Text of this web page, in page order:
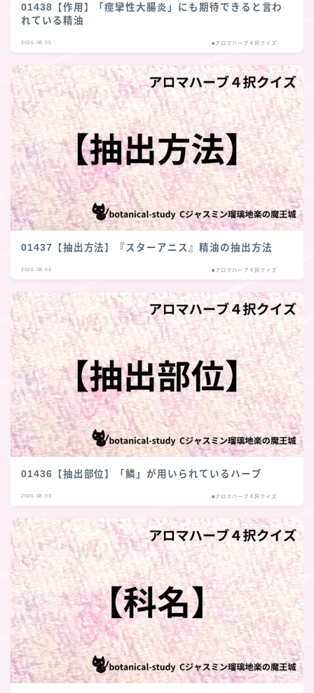
01438【作用】「痙攣性大腸炎」にも期待できると言わ
れている精油
2026.08.05 ■アロマハーブ４択クイズ
01437【抽出方法】『スターアニス』精油の抽出方法
2026.08.04 ■アロマハーブ４択クイズ
01436【抽出部位】「鱗」が用いられているハーブ
2026.08.03 ■アロマハーブ４択クイズ